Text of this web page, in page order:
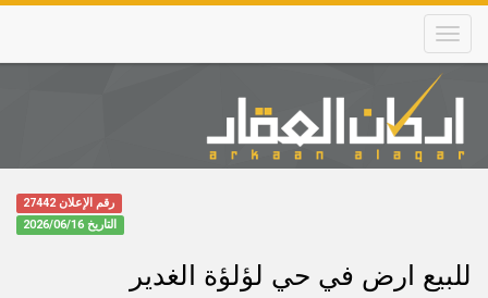
Skip
main
content
Main
navigation
رقم الإعلان 27442
التاريخ 2026/06/16
للبيع ارض في حي لؤلؤة الغدير